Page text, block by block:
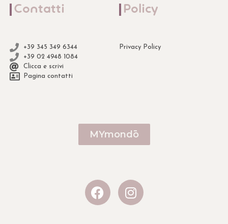
Contatti
+39 345 349 6344
+39 02 4948 1084
Clicca e scrivi
Pagina contatti
Policy
Privacy Policy
MYmondō